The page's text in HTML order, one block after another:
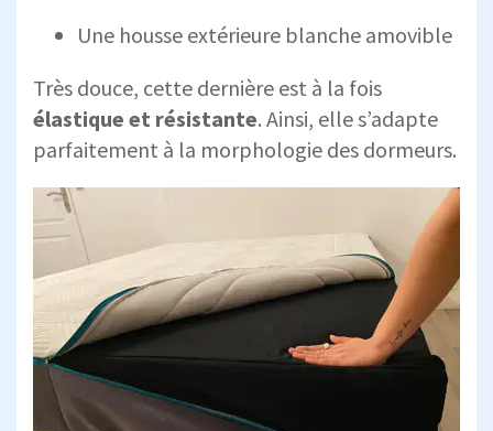
Une housse extérieure blanche amovible
Très douce, cette dernière est à la fois
élastique et résistante. Ainsi, elle s’adapte
parfaitement à la morphologie des dormeurs.